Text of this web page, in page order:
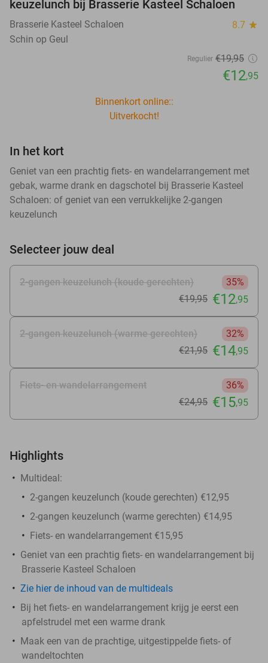
keuzelunch bij Brasserie Kasteel Schaloen
Brasserie Kasteel Schaloen 8.7 star
Schin op Geul
Regulier €19,95
€12,95
Binnenkort online::
Uitverkocht!
In het kort
Geniet van een prachtig fiets- en wandelarrangement met
gebak, warme drank en dagschotel bij Brasserie Kasteel
Schaloen: of geniet van een verrukkelijke 2-gangen
keuzelunch
Selecteer jouw deal
2-gangen keuzelunch (koude gerechten)
35%
€19,95 €12,95
2-gangen keuzelunch (warme gerechten)
32%
€21,95 €14,95
Fiets- en wandelarrangement
36%
€24,95 €15,95
Highlights
Multideal:
2-gangen keuzelunch (koude gerechten) €12,95
2-gangen keuzelunch (warme gerechten) €14,95
Fiets- en wandelarrangement €15,95
Geniet van een prachtig fiets- en wandelarrangement bij
Brasserie Kasteel Schaloen
Zie hier de inhoud van de multideals
Bij het fiets- en wandelarrangement krijg je eerst een
apfelstrudel met een warme drank
Maak een van de prachtige, uitgestippelde fiets- of
wandeltochten